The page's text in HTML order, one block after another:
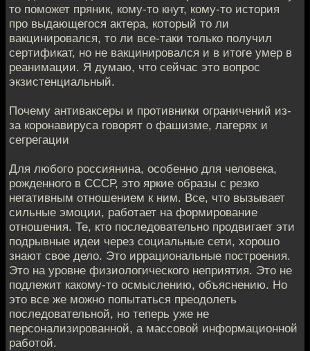
то поможет пряник, кому-то кнут, кому-то история
про выдающегося актера, который то ли
вакцинировался, то ли все-таки только получил
сертификат, но не вакцинировался и в итоге умер в
реанимации. Я думаю, что сейчас это вопрос
экзистенциальный.
Почему антиваксеры и противники ограничений из-
за коронавируса говорят о фашизме, лагерях и
сегрегации
Для любого россиянина, особенно для человека,
рожденного в СССР, это яркие образы с резко
негативным отношением к ним. Все, что вызывает
сильные эмоции, работает на формирование
отношения. Те, кто последовательно продвигает эти
подрывные идеи через социальные сети, хорошо
знают свое дело. Это иррациональные построения.
Это на уровне физиологического неприятия. Это не
подлежит какому-то осмыслению, объяснению. Но
это все же можно попытаться преодолеть
последовательной, но теперь уже не
персонализированной, а массовой информационной
работой.